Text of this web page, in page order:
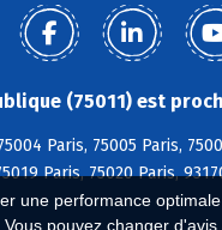
une performance
pouvez changer
(75011) est
Paris, 75005 Paris,
Paris, 75020 Paris,